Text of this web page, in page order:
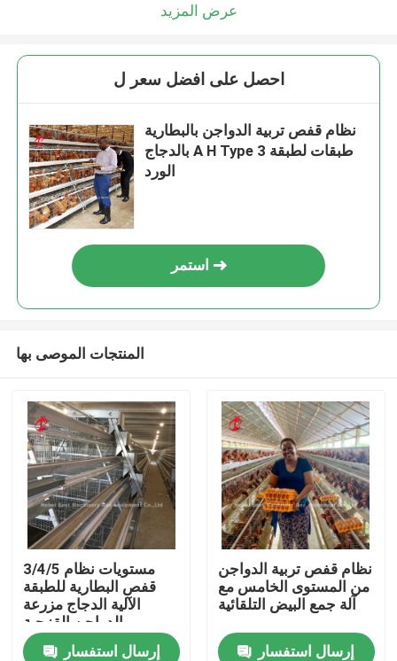
منزل
عرض المزيد
احصل على افضل سعر ل
نظام قفص تربية الدواجن بالبطارية
بالدجاج A H Type 3 طبقات لطبقة
الورد
استمر
المنتجات الموصى بها
3/4/5 مستويات نظام
قفص البطارية للطبقة
الآلية الدجاج مزرعة
الدواجن القزحية
إرسال استفسار
نظام قفص تربية الدواجن
من المستوى الخامس مع
آلة جمع البيض التلقائية
إرسال استفسار